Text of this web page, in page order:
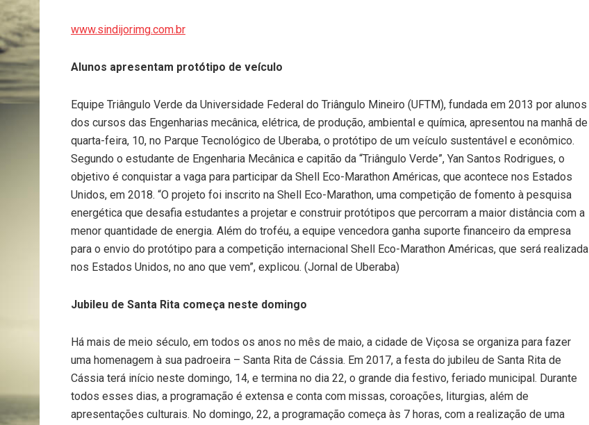
www.sindijorimg.com.br
Alunos apresentam protótipo de veículo
Equipe Triângulo Verde da Universidade Federal do Triângulo Mineiro (UFTM), fundada em 2013 por alunos
dos cursos das Engenharias mecânica, elétrica, de produção, ambiental e química, apresentou na manhã de
quarta-feira, 10, no Parque Tecnológico de Uberaba, o protótipo de um veículo sustentável e econômico.
Segundo o estudante de Engenharia Mecânica e capitão da “Triângulo Verde”, Yan Santos Rodrigues, o
objetivo é conquistar a vaga para participar da Shell Eco-Marathon Américas, que acontece nos Estados
Unidos, em 2018. “O projeto foi inscrito na Shell Eco-Marathon, uma competição de fomento à pesquisa
energética que desafia estudantes a projetar e construir protótipos que percorram a maior distância com a
menor quantidade de energia. Além do troféu, a equipe vencedora ganha suporte financeiro da empresa
para o envio do protótipo para a competição internacional Shell Eco-Marathon Américas, que será realizada
nos Estados Unidos, no ano que vem”, explicou. (Jornal de Uberaba)
Jubileu de Santa Rita começa neste domingo
Há mais de meio século, em todos os anos no mês de maio, a cidade de Viçosa se organiza para fazer
uma homenagem à sua padroeira – Santa Rita de Cássia. Em 2017, a festa do jubileu de Santa Rita de
Cássia terá início neste domingo, 14, e termina no dia 22, o grande dia festivo, feriado municipal. Durante
todos esses dias, a programação é extensa e conta com missas, coroações, liturgias, além de
apresentações culturais. No domingo, 22, a programação começa às 7 horas, com a realização de uma